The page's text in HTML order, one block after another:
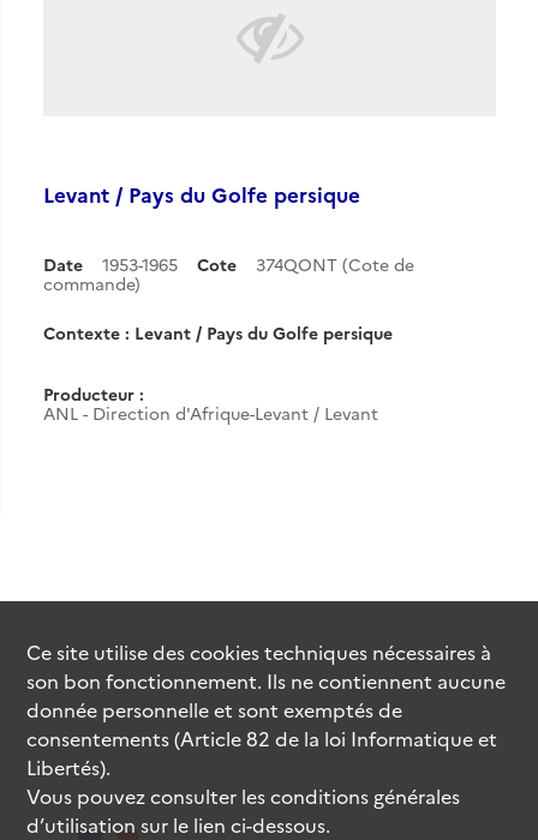
Levant / Pays du Golfe persique
Date 1953-1965 Cote
374QONT (Cote de
commande)
Contexte : Levant / Pays du Golfe persique
Producteur :
ANL - Direction d'Afrique-Levant / Levant
Ce site utilise descookiestechniques nécessaires à
son bon fonctionnement. Ils ne contiennent aucune
donnée personnelle et sont exemptés de
consentements (Article 82 de la loi Informatique et
Libertés).
Vous pouvez consulter les conditions générales
d’utilisation sur le lien ci-dessous.